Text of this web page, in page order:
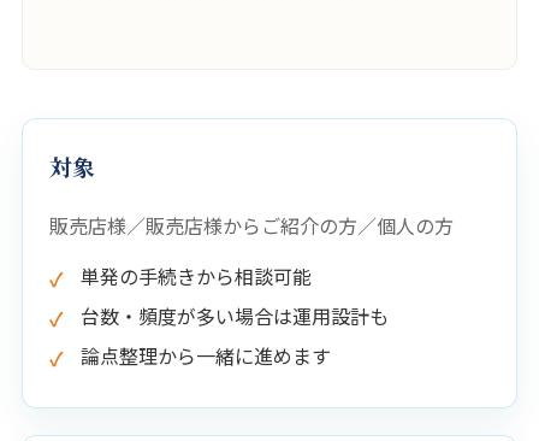
対象
販売店様／販売店様からご紹介の方／個人の方
単発の手続きから相談可能
台数・頻度が多い場合は運用設計も
論点整理から一緒に進めます